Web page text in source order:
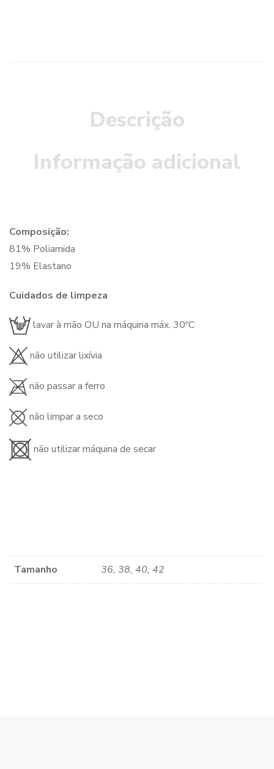
Descrição
Informação adicional
Composição:
81% Poliamida
19% Elastano
Cuidados de limpeza
lavar à mão OU na máquina máx. 30ºC
não utilizar lixívia
não passar a ferro
não limpar a seco
não utilizar máquina de secar
Tamanho 36, 38, 40, 42